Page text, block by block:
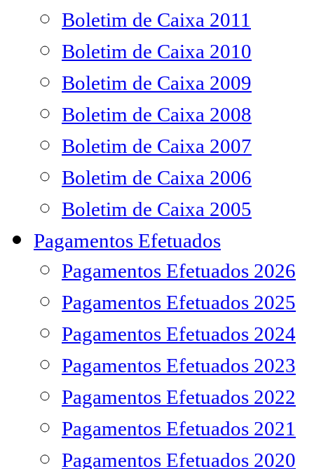
Boletim de Caixa 2011
Boletim de Caixa 2010
Boletim de Caixa 2009
Boletim de Caixa 2008
Boletim de Caixa 2007
Boletim de Caixa 2006
Boletim de Caixa 2005
Pagamentos Efetuados
Pagamentos Efetuados 2026
Pagamentos Efetuados 2025
Pagamentos Efetuados 2024
Pagamentos Efetuados 2023
Pagamentos Efetuados 2022
Pagamentos Efetuados 2021
Pagamentos Efetuados 2020